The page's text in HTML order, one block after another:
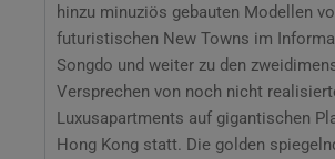
hinzu minuziös gebauten Modellen
futuristischen New Towns im
Songdo und weiter zu den
Versprechen von noch nicht
Luxusapartments auf gigantischen
Hong Kong statt. Die golden